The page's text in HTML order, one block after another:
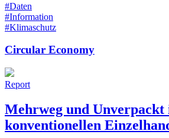
#Daten
#Information
#Klimaschutz
Circular Economy
Report
Mehrweg und Unverpackt
konventionellen